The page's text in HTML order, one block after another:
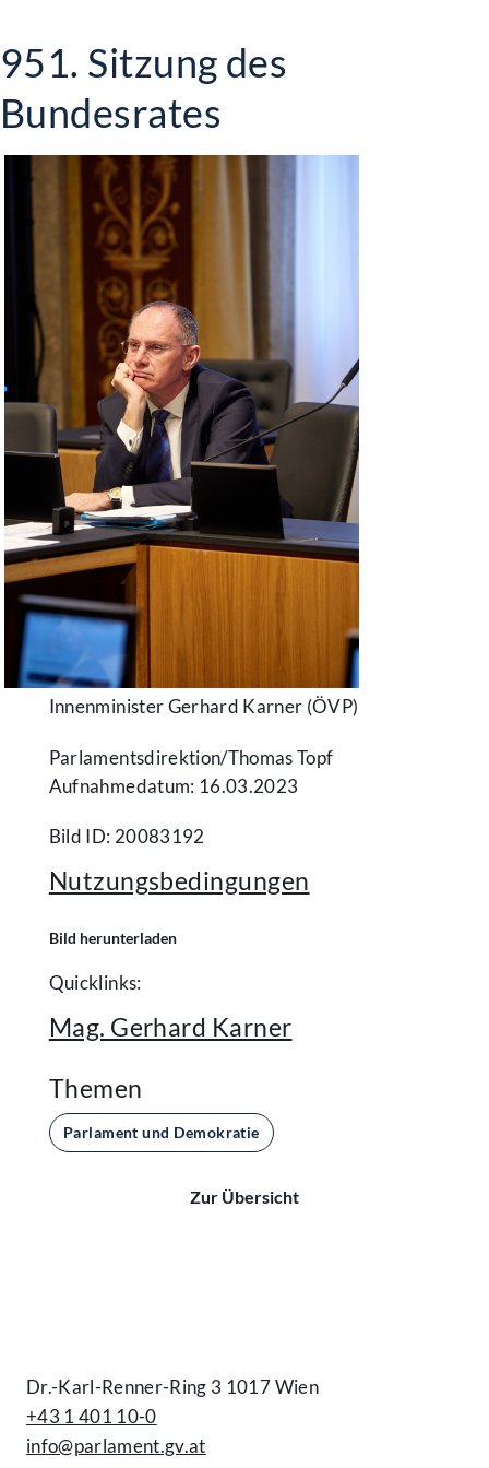
951. Sitzung des
Bundesrates
Innenminister Gerhard Karner (ÖVP)
Parlamentsdirektion/​Thomas Topf
Aufnahmedatum: 16.03.2023
Bild ID: 20083192
Nutzungsbedingungen
Bild herunterladen
Quicklinks:
Mag. Gerhard Karner
Themen
Parlament und Demokratie
Zur Übersicht
Dr.-Karl-Renner-Ring 3 1017 Wien
+43 1 401 10-0
info@parlament.gv.at